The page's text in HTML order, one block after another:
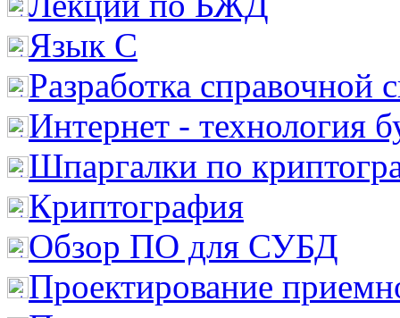
Язык С
Разработка справочной
Интернет - технология
Шпаргалки по
Криптография
Обзор ПО для СУБД
Проектирование